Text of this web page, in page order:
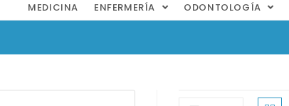
MEDICINA ENFERMERÍA ODONTOLOGÍA